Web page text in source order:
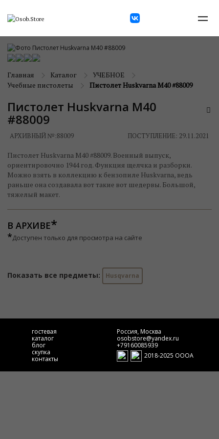
Главная Каталог
УЧЕБНОЕ
Учебные пистолеты
Пистолет Huskvarna M40 #88009
Пистолет Huskvarna M40
#88009
АРХИВНЫЙ №:88009 ПОСТУПЛЕНИЕ: 29.11.2021
Пистолет Huskvarna M40 #88009. Военный выпуск,
ориентировочно 1944 год. Функция щелчка и разборки.
Можно взять в коллекцию к бензопиле Huskvarna, ведь
раньше она создавала вот такие вот шедервы. Большой,
тяжелый макет.
В АРХИВЕ
*Доступен только для просмотра на сайте
Показать все предметы: Husqvarna
гостевая
каталог
блог
скупка
контакты
Россия, Москва
osobstore@yandex.ru
+79160085939
2018-2025 ОООА